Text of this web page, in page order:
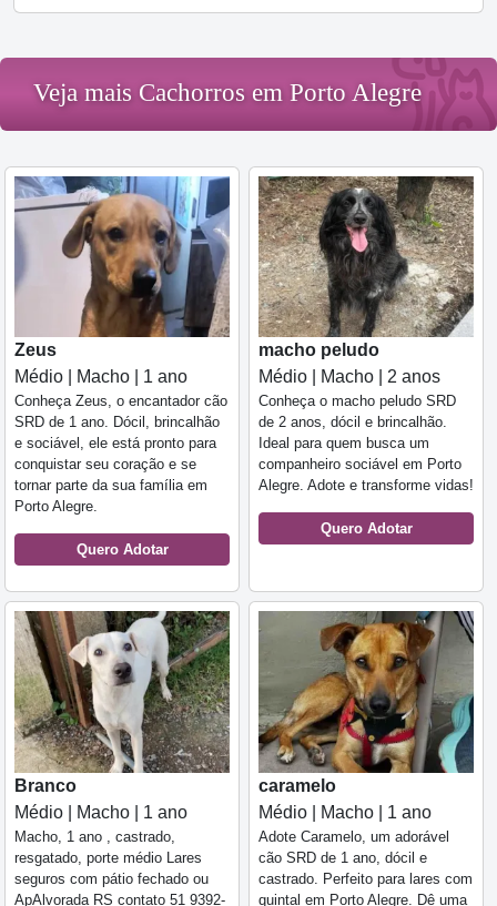
Veja mais Cachorros em Porto Alegre
Zeus
Médio | Macho | 1 ano
Conheça Zeus, o encantador cão
SRD de 1 ano. Dócil, brincalhão
e sociável, ele está pronto para
conquistar seu coração e se
tornar parte da sua família em
Porto Alegre.
Quero Adotar
macho peludo
Médio | Macho | 2 anos
Conheça o macho peludo SRD
de 2 anos, dócil e brincalhão.
Ideal para quem busca um
companheiro sociável em Porto
Alegre. Adote e transforme vidas!
Quero Adotar
Branco
Médio | Macho | 1 ano
Macho, 1 ano , castrado,
resgatado, porte médio Lares
seguros com pátio fechado ou
ApAlvorada RS contato 51 9392-
caramelo
Médio | Macho | 1 ano
Adote Caramelo, um adorável
cão SRD de 1 ano, dócil e
castrado. Perfeito para lares com
quintal em Porto Alegre. Dê uma